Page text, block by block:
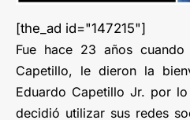
[the_ad id="147215"]
Fue hace 23 años
Capetillo, le dieron la
Eduardo Capetillo Jr. por
decidió utilizar sus redes